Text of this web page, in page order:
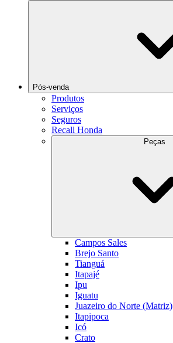
Pós-venda
Produtos
Serviços
Seguros
Recall Honda
Campos Sales
Brejo Santo
Tianguá
Itapajé
Ipu
Iguatu
Juazeiro do Norte (Matriz)
Itapipoca
Icó
Crato